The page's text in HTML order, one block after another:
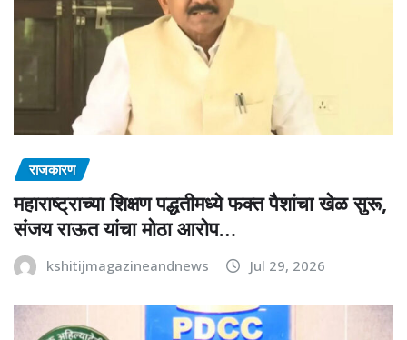
राजकारण
महाराष्ट्राच्या शिक्षण पद्धतीमध्ये फक्त पैशांचा खेळ सुरू,
संजय राऊत यांचा मोठा आरोप…
kshitijmagazineandnews Jul 29, 2026